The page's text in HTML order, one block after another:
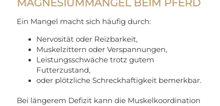
MAGNESIUMMANGEL BEIM PFERD
Ein Mangel macht sich häufig durch:
Nervosität oder Reizbarkeit,
Muskelzittern oder Verspannungen,
Leistungsschwäche trotz gutem
Futterzustand,
oder plötzliche Schreckhaftigkeit bemerkbar.
Bei längerem Defizit kann die Muskelkoordination